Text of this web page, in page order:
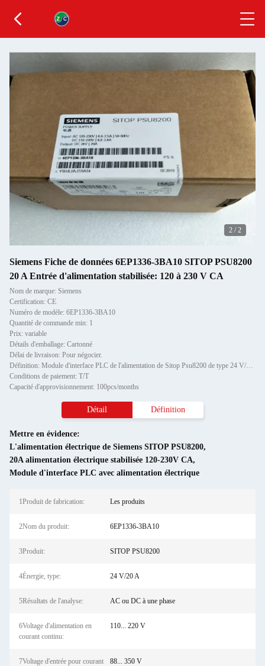
2 / 2
Siemens Fiche de données 6EP1336-3BA10 SITOP PSU8200
20 A Entrée d'alimentation stabilisée: 120 à 230 V CA
Nom de marque: Siemens
Certification: CE
Numéro de modèle: 6EP1336-3BA10
Quantité de commande min: 1
Prix: variable
Détails d'emballage: Cartonné
Délai de livraison: Pour négocier.
Définition: Module d'interface PLC de l'alimentation de Sitop Psu8200 de type 24 V/20 A
Conditions de paiement: T/T
Capacité d'approvisionnement: 100pcs/months
Détail Définition
Mettre en évidence:
L'alimentation électrique de Siemens SITOP PSU8200,
20A alimentation électrique stabilisée 120-230V CA,
Module d'interface PLC avec alimentation électrique
1Produit de fabrication: Les produits
2Nom du produit: 6EP1336-3BA10
3Produit: SITOP PSU8200
4Énergie, type: 24 V/20 A
5Résultats de l'analyse: AC ou DC à une phase
6Voltage d'alimentation en
courant continu:
110... 220 V
7Voltage d'entrée pour courant
88... 350 V